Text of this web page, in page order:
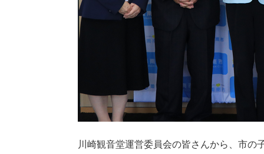
川崎観音堂運営委員会の皆さんから、市の